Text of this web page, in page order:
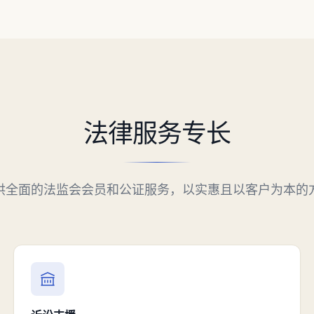
法律服务专长
全面的法监会会员和公证服务，以实惠且以客户为本的